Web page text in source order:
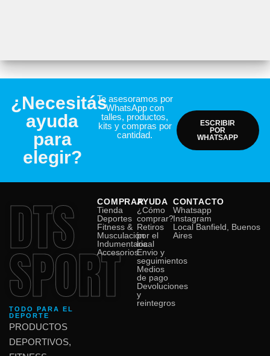
¿Necesitás
ayuda
para
elegir?
Te asesoramos por
WhatsApp con
talles, productos,
kits y compras por
cantidad.
ESCRIBIR
POR
WHATSAPP
DTS
SPORT
TODO PARA EL
DEPORTE
PRODUCTOS
DEPORTIVOS,
COMPRAR
Tienda
Deportes
Fitness &
Musculación
Indumentaria
Accesorios
AYUDA
¿Cómo
comprar?
Retiros
por el
local
Envio y
seguimientos
Medios
de pago
Devoluciones
y
reintegros
CONTACTO
Whatsapp
Instagram
Local Banfield, Buenos
Aires